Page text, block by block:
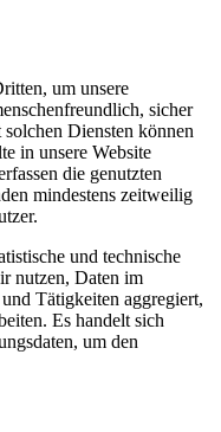
um unsere
sicher
Diensten können
in unsere Website
die genutzten
mindestens zeitweilig
und technische
nutzen, Daten im
Tätigkeiten aggregiert,
Es handelt sich
um den